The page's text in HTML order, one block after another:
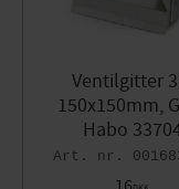
Ventilgitter
150x150mm,
Habo